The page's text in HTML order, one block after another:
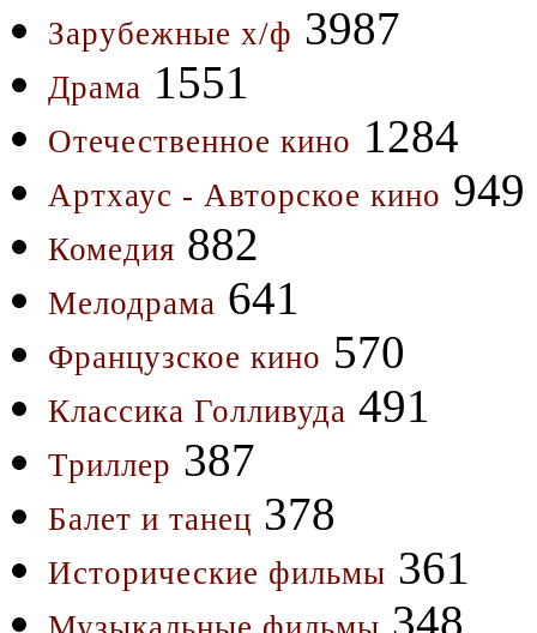
Зарубежные х/ф 3987
Драма 1551
Отечественное кино 1284
Артхаус - Авторское кино 949
Комедия 882
Мелодрама 641
Французское кино 570
Классика Голливуда 491
Триллер 387
Балет и танец 378
Исторические фильмы 361
348